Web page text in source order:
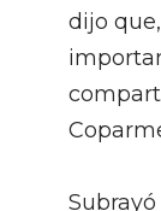
dijo